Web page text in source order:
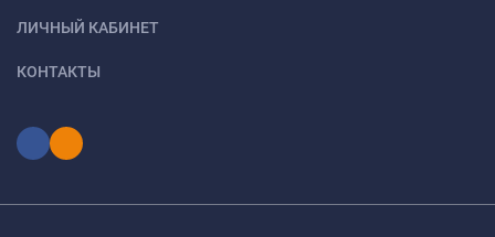
ЛИЧНЫЙ КАБИНЕТ
КОНТАКТЫ